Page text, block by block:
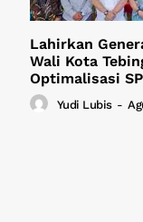
Lahirkan
Wali Kota
Optimalisasi
Yudi Lubis -